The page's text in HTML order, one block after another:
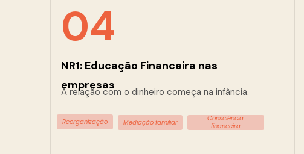
04
NR1: Educação Financeira nas
empresas
A relação com o dinheiro começa na infância.
Reorganização Mediação familiar
Consciência
financeira